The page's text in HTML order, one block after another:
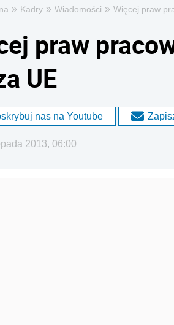
» Kadry » Wiadomości » Więcej praw
praw
UE
nas na Youtube
2013, 06:00